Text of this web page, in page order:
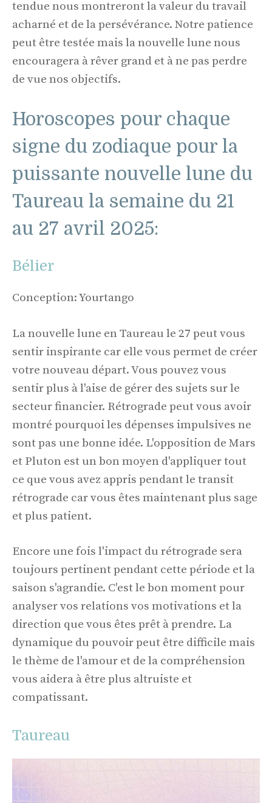
tendue nous montreront la valeur du travail
acharné et de la persévérance. Notre patience
peut être testée mais la nouvelle lune nous
encouragera à rêver grand et à ne pas perdre
de vue nos objectifs.
Horoscopes pour chaque
signe du zodiaque pour la
puissante nouvelle lune du
Taureau la semaine du 21
au 27 avril 2025:
Bélier
Conception: Yourtango
La nouvelle lune en Taureau le 27 peut vous
sentir inspirante car elle vous permet de créer
votre nouveau départ. Vous pouvez vous
sentir plus à l'aise de gérer des sujets sur le
secteur financier. Rétrograde peut vous avoir
montré pourquoi les dépenses impulsives ne
sont pas une bonne idée. L'opposition de Mars
et Pluton est un bon moyen d'appliquer tout
ce que vous avez appris pendant le transit
rétrograde car vous êtes maintenant plus sage
et plus patient.
Encore une fois l'impact du rétrograde sera
toujours pertinent pendant cette période et la
saison s'agrandie. C'est le bon moment pour
analyser vos relations vos motivations et la
direction que vous êtes prêt à prendre. La
dynamique du pouvoir peut être difficile mais
le thème de l'amour et de la compréhension
vous aidera à être plus altruiste et
compatissant.
Taureau